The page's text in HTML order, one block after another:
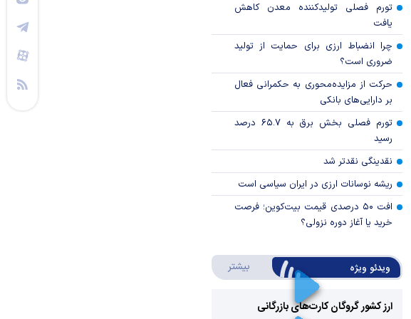
تورم فصلی تولیدکننده معدن کاهش
یافت
چرا انضباط ارزی برای حمایت از تولید
ضروری است؟
حرکت از مزایده‌محوری به حکمرانی فعال
بر دارایی‌های بانکی
تورم فصلی بخش برق به ۶۵.۷ درصد
رسید
نقدینگی نقدتر شد
ریشه نوسانات ارزی در ایران سیاسی است
افت ۵۰ درصدی قیمت بیت‌کوین؛ فرصت
خرید یا آغاز دوره نزولی؟
ویدئو ویژه بیشتر درباره ویدئو ویژه
ارز کشور گروگان کارت‌های بازرگانی